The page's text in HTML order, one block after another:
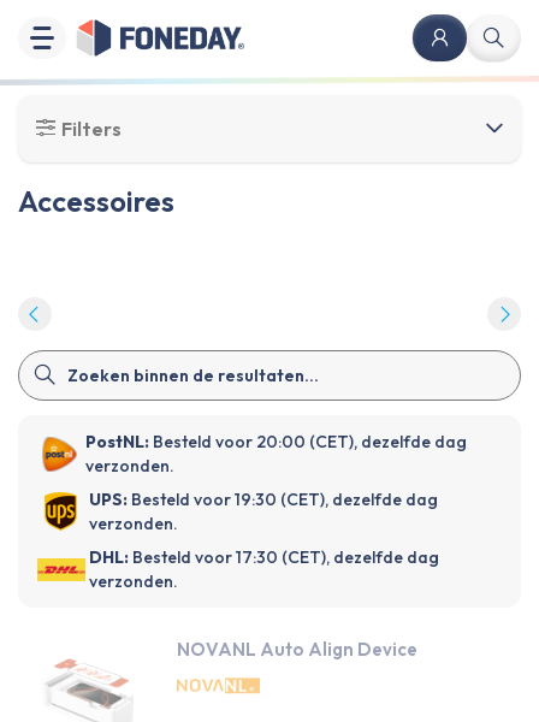
Filters
Accessoires
PostNL: Besteld voor 20:00 (CET), dezelfde dag
verzonden.
UPS: Besteld voor 19:30 (CET), dezelfde dag
verzonden.
DHL: Besteld voor 17:30 (CET), dezelfde dag
verzonden.
NOVANL Auto Align Device